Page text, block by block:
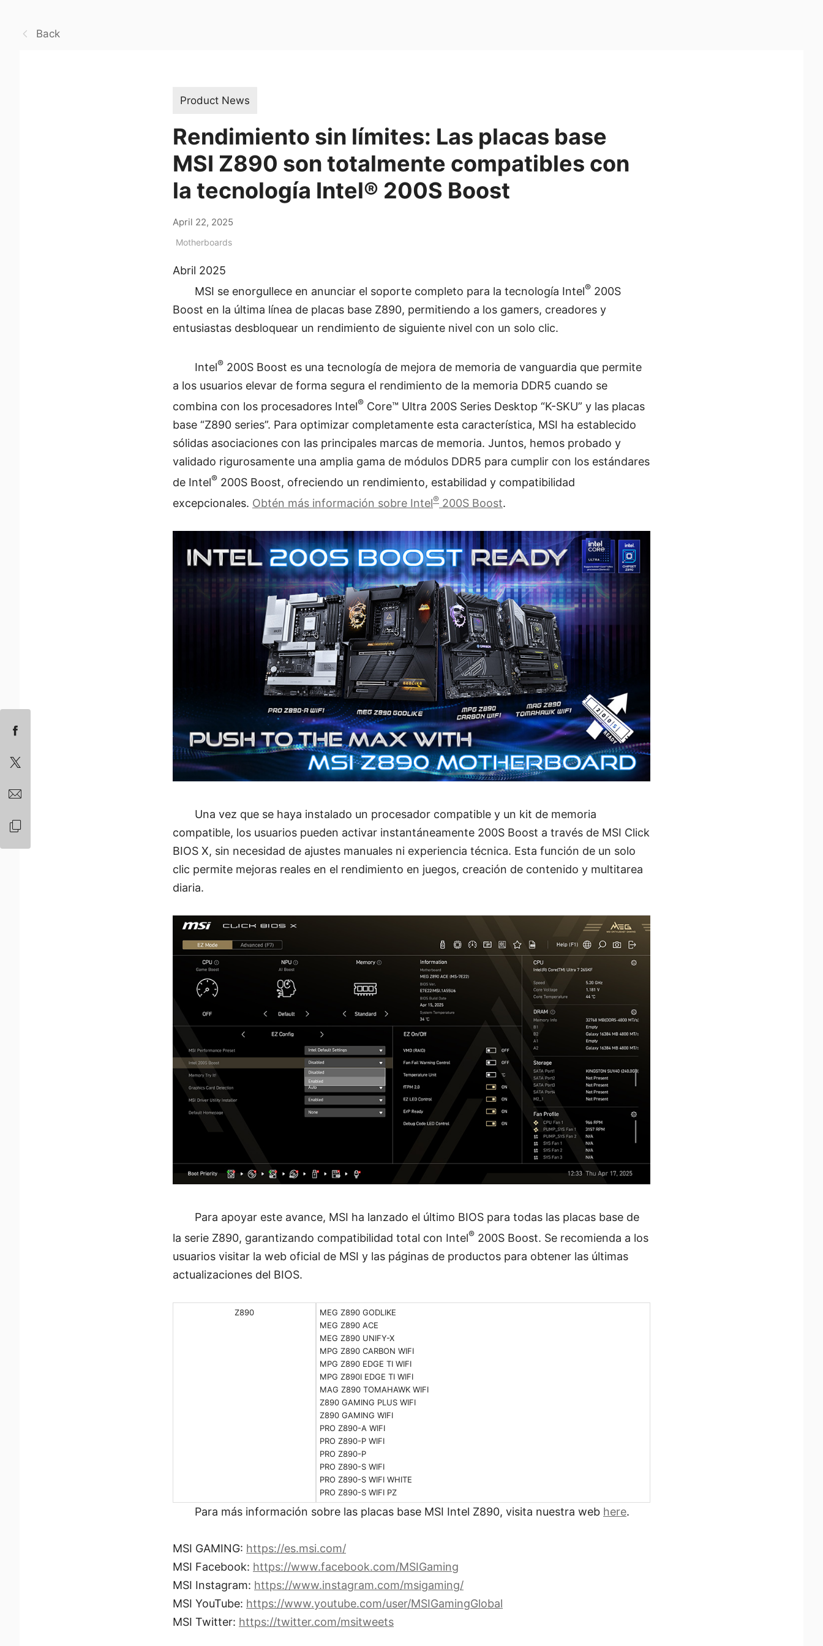
Back
Product News
Rendimiento sin límites: Las placas base
MSI Z890 son totalmente compatibles con
la tecnología Intel® 200S Boost
April 22, 2025
Motherboards
Abril 2025
MSI se enorgullece en anunciar el soporte completo para la tecnología Intel® 200S
Boost en la última línea de placas base Z890, permitiendo a los gamers, creadores y
entusiastas desbloquear un rendimiento de siguiente nivel con un solo clic.
Intel® 200S Boost es una tecnología de mejora de memoria de vanguardia que permite
a los usuarios elevar de forma segura el rendimiento de la memoria DDR5 cuando se
combina con los procesadores Intel® Core™ Ultra 200S Series Desktop “K-SKU” y las placas
base “Z890 series”. Para optimizar completamente esta característica, MSI ha establecido
sólidas asociaciones con las principales marcas de memoria. Juntos, hemos probado y
validado rigurosamente una amplia gama de módulos DDR5 para cumplir con los estándares
de Intel® 200S Boost, ofreciendo un rendimiento, estabilidad y compatibilidad
excepcionales. Obtén más información sobre Intel® 200S Boost.
Una vez que se haya instalado un procesador compatible y un kit de memoria
compatible, los usuarios pueden activar instantáneamente 200S Boost a través de MSI Click
BIOS X, sin necesidad de ajustes manuales ni experiencia técnica. Esta función de un solo
clic permite mejoras reales en el rendimiento en juegos, creación de contenido y multitarea
diaria.
Para apoyar este avance, MSI ha lanzado el último BIOS para todas las placas base de
la serie Z890, garantizando compatibilidad total con Intel® 200S Boost. Se recomienda a los
usuarios visitar la web oficial de MSI y las páginas de productos para obtener las últimas
actualizaciones del BIOS.
Z890
MEG Z890 GODLIKE
MEG Z890 ACE
MEG Z890 UNIFY-X
MPG Z890 CARBON WIFI
MPG Z890 EDGE TI WIFI
MPG Z890I EDGE TI WIFI
MAG Z890 TOMAHAWK WIFI
Z890 GAMING PLUS WIFI
Z890 GAMING WIFI
PRO Z890-A WIFI
PRO Z890-P WIFI
PRO Z890-P
PRO Z890-S WIFI
PRO Z890-S WIFI WHITE
PRO Z890-S WIFI PZ
Para más información sobre las placas base MSI Intel Z890, visita nuestra web here.
MSI GAMING: https://es.msi.com/
MSI Facebook: https://www.facebook.com/MSIGaming
MSI Instagram: https://www.instagram.com/msigaming/
MSI YouTube: https://www.youtube.com/user/MSIGamingGlobal
MSI Twitter: https://twitter.com/msitweets